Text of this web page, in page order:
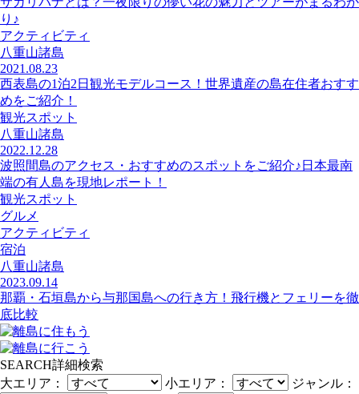
り♪
アクティビティ
八重山諸島
2021.08.23
西表島の1泊2日観光モデルコース！世界遺産の島在住者おすす
めをご紹介！
観光スポット
八重山諸島
2022.12.28
波照間島のアクセス・おすすめのスポットをご紹介♪日本最南
端の有人島を現地レポート！
観光スポット
グルメ
アクティビティ
宿泊
八重山諸島
2023.09.14
那覇・石垣島から与那国島への行き方！飛行機とフェリーを徹
底比較
SEARCH詳細検索
大エリア：
小エリア：
ジャンル：